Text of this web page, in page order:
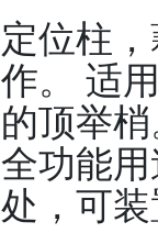
定位柱
作。
适
的顶举
全功能
处，可